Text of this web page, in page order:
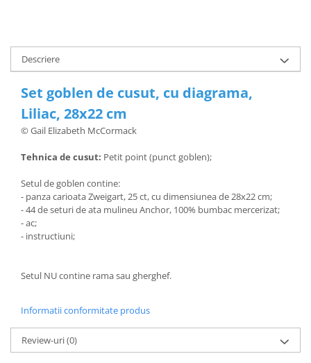
Descriere
Set goblen de cusut, cu diagrama,
Liliac, 28x22 cm
© Gail Elizabeth McCormack
Tehnica de cusut: Petit point (punct goblen);
Setul de goblen contine:
- panza carioata Zweigart, 25 ct, cu dimensiunea de 28x22 cm;
- 44 de seturi de ata mulineu Anchor, 100% bumbac mercerizat;
- ac;
- instructiuni;
Setul NU contine rama sau gherghef.
Informatii conformitate produs
Review-uri(0)